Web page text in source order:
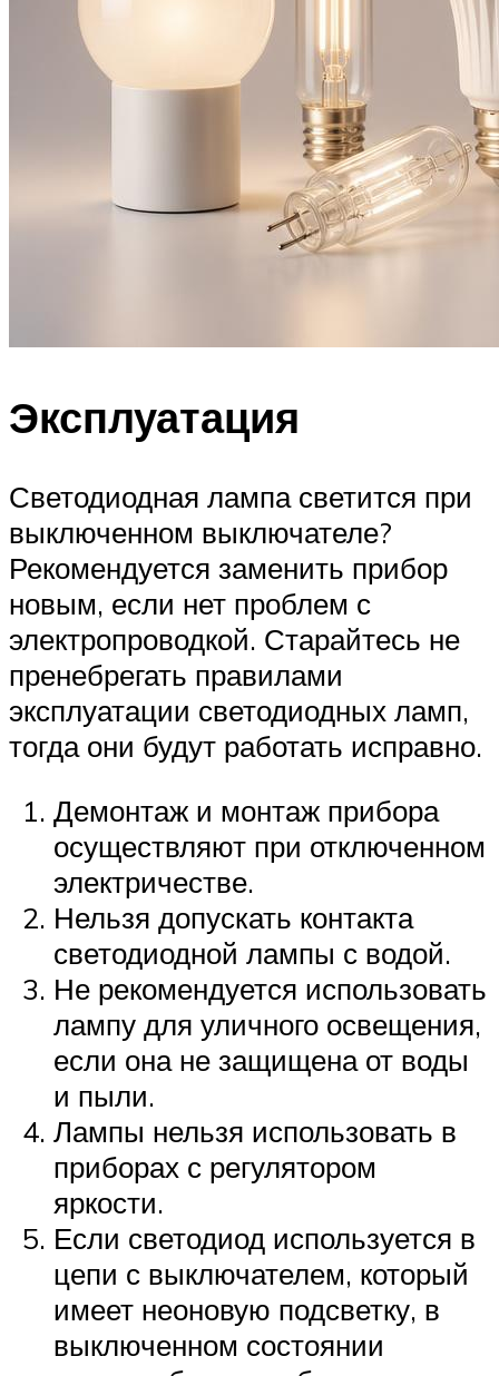
Эксплуатация
Светодиодная лампа светится при
выключенном выключателе?
Рекомендуется заменить прибор
новым, если нет проблем с
электропроводкой. Старайтесь не
пренебрегать правилами
эксплуатации светодиодных ламп,
тогда они будут работать исправно.
Демонтаж и монтаж прибора
осуществляют при отключенном
электричестве.
Нельзя допускать контакта
светодиодной лампы с водой.
Не рекомендуется использовать
лампу для уличного освещения,
если она не защищена от воды
и пыли.
Лампы нельзя использовать в
приборах с регулятором
яркости.
Если светодиод используется в
цепи с выключателем, который
имеет неоновую подсветку, в
выключенном состоянии